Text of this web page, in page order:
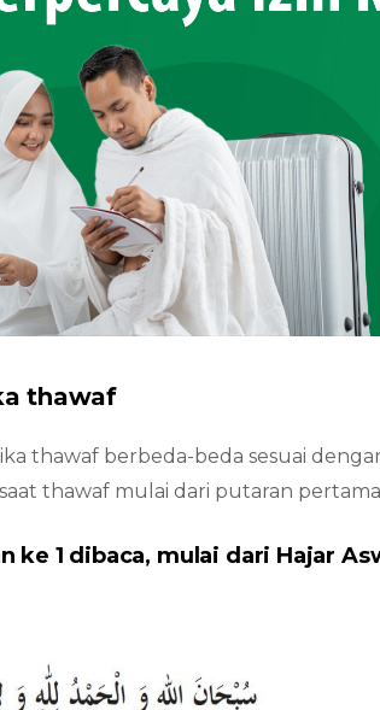
thawaf
thawaf berbeda-beda sesuai
thawaf mulai dari putaran
ke 1 dibaca, mulai dari Hajar